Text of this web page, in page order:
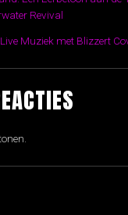
Revival
Muziek met Blizzert